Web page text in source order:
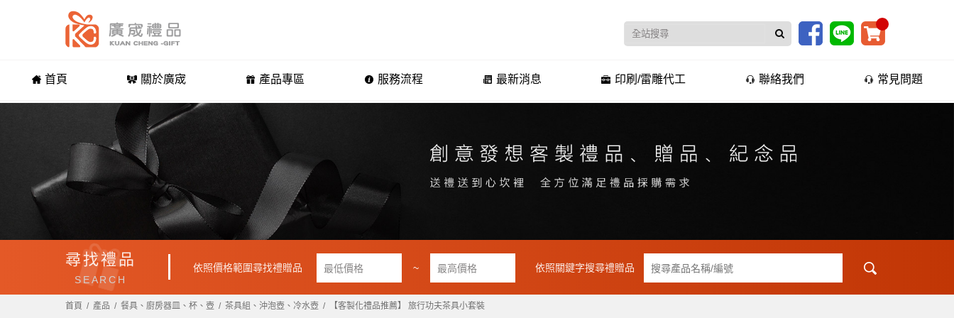
首頁 關於廣宬 產品專區 服務流程 最新消息 印刷/雷雕代工 聯絡我們 常見問題
尋找禮品
SEARCH
依照價格範圍尋找禮贈品 ~ 依照關鍵字搜尋禮贈品
首頁 產品 餐具、廚房器皿、杯、壺 茶具組、沖泡壺、冷水壺 【客製化禮品推薦】 旅行功夫茶具小套裝